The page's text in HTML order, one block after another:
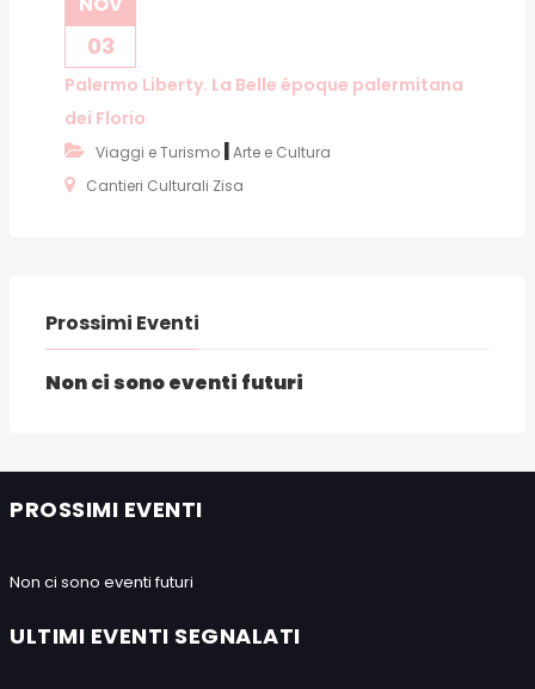
03
Palermo Liberty. La Belle époque palermitana
dei Florio
Viaggi e Turismo |Arte e Cultura
Cantieri Culturali Zisa
Prossimi Eventi
Non ci sono eventi futuri
PROSSIMI EVENTI
Non ci sono eventi futuri
ULTIMI EVENTI SEGNALATI